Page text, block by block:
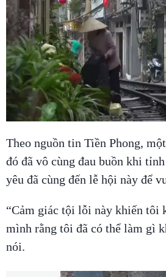
Theo nguồn tin Tiền Phong,
đó đã vô cùng đau buồn khi
yêu đã cùng đến lễ hội này để
“Cảm giác tội lỗi này khiến tôi
mình rằng tôi đã có thể làm gì
nói.